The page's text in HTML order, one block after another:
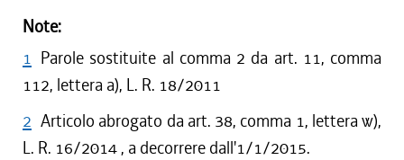
Note:
1 Parole sostituite al comma 2 da art. 11, comma
112, lettera a), L. R. 18/2011
2 Articolo abrogato da art. 38, comma 1, lettera w),
L. R. 16/2014 , a decorrere dall'1/1/2015.